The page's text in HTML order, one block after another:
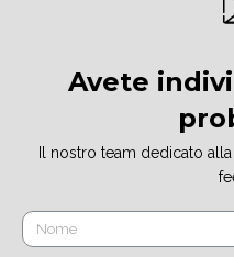
Avete
Il nostro team dedicato